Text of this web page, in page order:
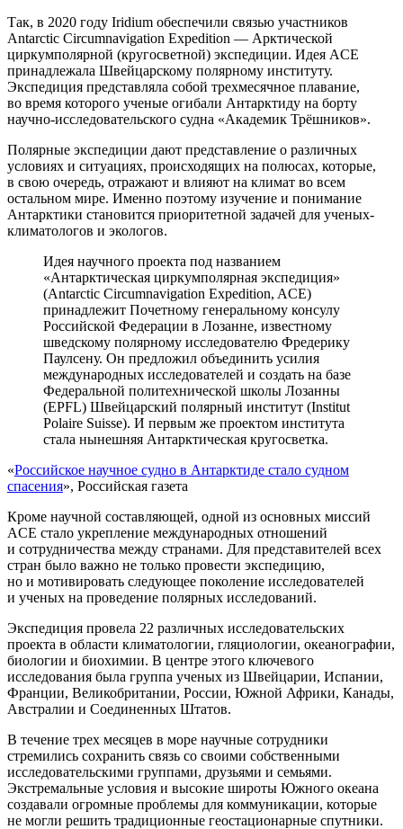
Так, в 2020 году Iridium обеспечили связью участников
Antarctic Circumnavigation Expedition — Арктической
циркумполярной (кругосветной) экспедиции. Идея ACE
принадлежала Швейцарскому полярному институту.
Экспедиция представляла собой трехмесячное плавание,
во время которого ученые огибали Антарктиду на борту
научно-исследовательского судна «Академик Трёшников».
Полярные экспедиции дают представление о различных
условиях и ситуациях, происходящих на полюсах, которые,
в свою очередь, отражают и влияют на климат во всем
остальном мире. Именно поэтому изучение и понимание
Антарктики становится приоритетной задачей для ученых-
климатологов и экологов.
Идея научного проекта под названием
«Антарктическая циркумполярная экспедиция»
(Antarctic Circumnavigation Expedition, ACE)
принадлежит Почетному генеральному консулу
Российской Федерации в Лозанне, известному
шведскому полярному исследователю Фредерику
Паулсену. Он предложил объединить усилия
международных исследователей и создать на базе
Федеральной политехнической школы Лозанны
(EPFL) Швейцарский полярный институт (Institut
Polaire Suisse). И первым же проектом института
стала нынешняя Антарктическая кругосветка.
«Российское научное судно в Антарктиде стало судном
спасения», Российская газета
Кроме научной составляющей, одной из основных миссий
ACE стало укрепление международных отношений
и сотрудничества между странами. Для представителей всех
стран было важно не только провести экспедицию,
но и мотивировать следующее поколение исследователей
и ученых на проведение полярных исследований.
Экспедиция провела 22 различных исследовательских
проекта в области климатологии, гляциологии, океанографии,
биологии и биохимии. В центре этого ключевого
исследования была группа ученых из Швейцарии, Испании,
Франции, Великобритании, России, Южной Африки, Канады,
Австралии и Соединенных Штатов.
В течение трех месяцев в море научные сотрудники
стремились сохранить связь со своими собственными
исследовательскими группами, друзьями и семьями.
Экстремальные условия и высокие широты Южного океана
создавали огромные проблемы для коммуникации, которые
не могли решить традиционные геостационарные спутники.